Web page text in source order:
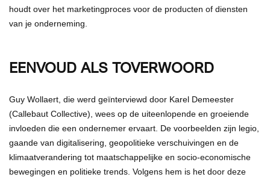
houdt over het marketingproces voor de producten of diensten
van je onderneming.
EENVOUD ALS TOVERWOORD
Guy Wollaert, die werd geïnterviewd door Karel Demeester
(Callebaut Collective), wees op de uiteenlopende en groeiende
invloeden die een ondernemer ervaart. De voorbeelden zijn legio,
gaande van digitalisering, geopolitieke verschuivingen en de
klimaatverandering tot maatschappelijke en socio-economische
bewegingen en politieke trends. Volgens hem is het door deze